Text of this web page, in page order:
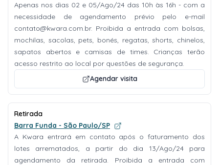
Apenas nos dias 02 e 05/Ago/24 das 10h às 16h - com a
necessidade de agendamento prévio pelo e-mail
contato@kwara.com.br. Proibida a entrada com bolsas,
mochilas, sacolas, pets, bonés, regatas, shorts, chinelos,
sapatos abertos e camisas de times. Crianças terão
acesso restrito ao local por questões de segurança.
Agendar visita
Retirada
Barra Funda - São Paulo/SP
A Kwara entrará em contato após o faturamento dos
lotes arrematados, a partir do dia 13/Ago/24 para
agendamento da retirada. Proibida a entrada com